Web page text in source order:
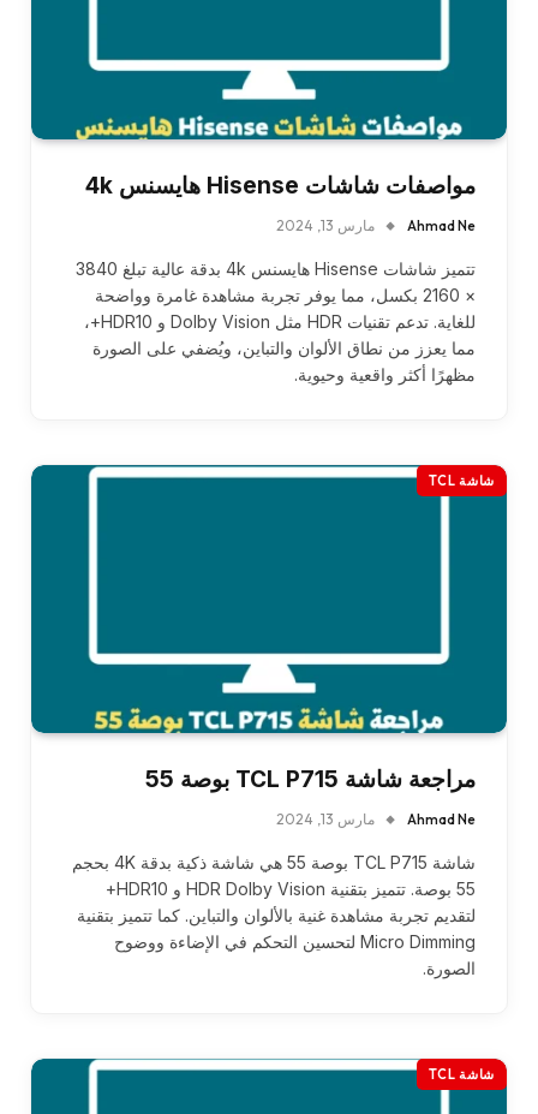
مواصفات شاشات Hisense هايسنس 4k
Ahmad Ne مارس 13, 2024
تتميز شاشات Hisense هايسنس 4k بدقة عالية تبلغ 3840
× 2160 بكسل، مما يوفر تجربة مشاهدة غامرة وواضحة
للغاية. تدعم تقنيات HDR مثل Dolby Vision و HDR10+،
مما يعزز من نطاق الألوان والتباين، ويُضفي على الصورة
مظهرًا أكثر واقعية وحيوية.
شاشة TCL
مراجعة شاشة TCL P715 بوصة 55
Ahmad Ne مارس 13, 2024
شاشة TCL P715 بوصة 55 هي شاشة ذكية بدقة 4K بحجم
55 بوصة. تتميز بتقنية HDR Dolby Vision و HDR10+
لتقديم تجربة مشاهدة غنية بالألوان والتباين. كما تتميز بتقنية
Micro Dimming لتحسين التحكم في الإضاءة ووضوح
الصورة.
شاشة TCL